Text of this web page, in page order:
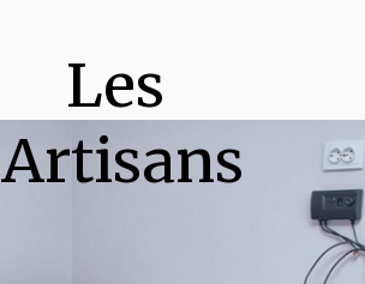
Les
Artisans